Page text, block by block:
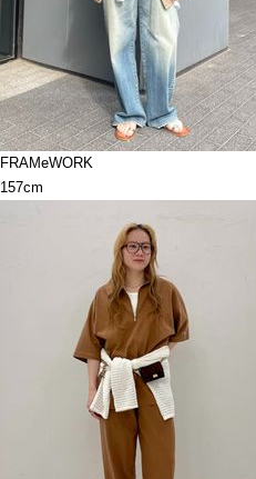
FRAMeWORK
157cm